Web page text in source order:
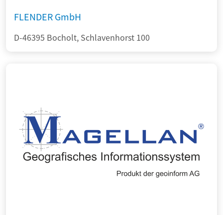
FLENDER GmbH
D-46395 Bocholt, Schlavenhorst 100